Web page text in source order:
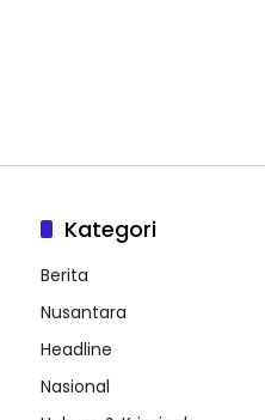
Kategori
Berita
Nusantara
Headline
Nasional